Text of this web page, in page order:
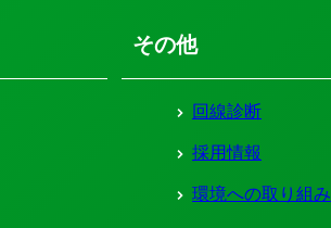
その他
回線診断
採用情報
環境への取り組み